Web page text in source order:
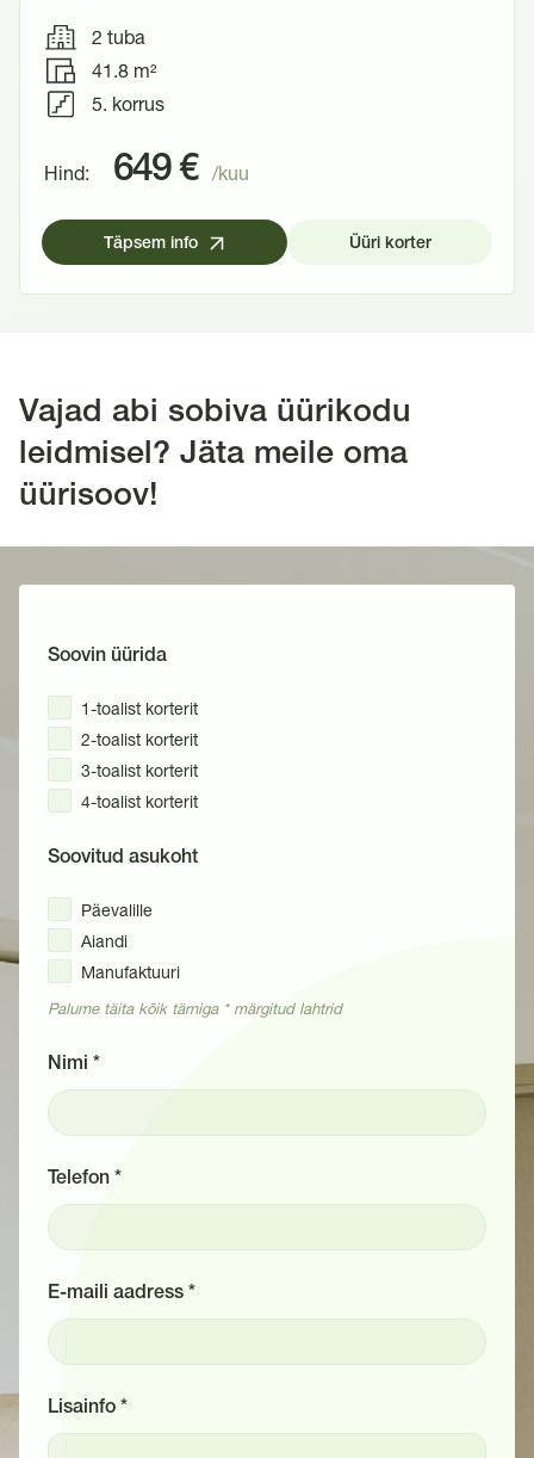
2 tuba
41.8 m²
5. korrus
Hind: 649 € /kuu
Täpsem info Üüri korter
Vajad abi sobiva üürikodu
leidmisel? Jäta meile oma
üürisoov!
Soovin üürida
1-toalist korterit
2-toalist korterit
3-toalist korterit
4-toalist korterit
Soovitud asukoht
Päevalille
Aiandi
Manufaktuuri
Palume täita kõik tärniga * märgitud lahtrid
Nimi *
Telefon *
E-maili aadress *
Lisainfo *